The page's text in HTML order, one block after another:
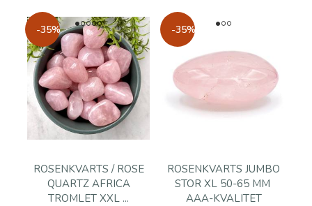
-35%
ROSENKVARTS / ROSE
QUARTZ AFRICA
TROMLET XXL ...
-35%
ROSENKVARTS JUMBO
STOR XL 50-65 MM
AAA-KVALITET